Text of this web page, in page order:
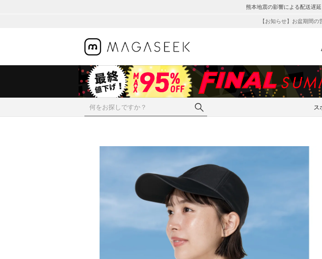
熊本地震の影響による配送遅延
【お知らせ】お盆期間
ス